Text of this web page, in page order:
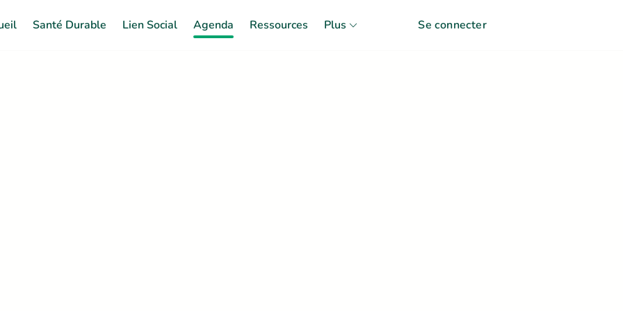
Santé Durable Lien Social Agenda Ressources Plus Se connecter